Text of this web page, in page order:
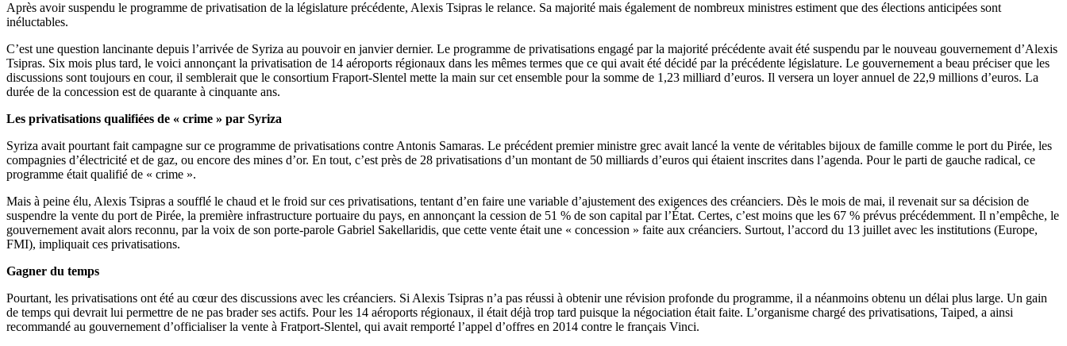
Après avoir suspendu le programme de privatisation de la législature précédente, Alexis Tsipras le relance. Sa majorité mais également de nombreux ministres estiment que des élections anticipées sont
inéluctables.
C’est une question lancinante depuis l’arrivée de Syriza au pouvoir en janvier dernier. Le programme de privatisations engagé par la majorité précédente avait été suspendu par le nouveau gouvernement d’Alexis
Tsipras. Six mois plus tard, le voici annonçant la privatisation de 14 aéroports régionaux dans les mêmes termes que ce qui avait été décidé par la précédente législature. Le gouvernement a beau préciser que les
discussions sont toujours en cour, il semblerait que le consortium Fraport-Slentel mette la main sur cet ensemble pour la somme de 1,23 milliard d’euros. Il versera un loyer annuel de 22,9 millions d’euros. La
durée de la concession est de quarante à cinquante ans.
Les privatisations qualifiées de « crime » par Syriza
Syriza avait pourtant fait campagne sur ce programme de privatisations contre Antonis Samaras. Le précédent premier ministre grec avait lancé la vente de véritables bijoux de famille comme le port du Pirée, les
compagnies d’électricité et de gaz, ou encore des mines d’or. En tout, c’est près de 28 privatisations d’un montant de 50 milliards d’euros qui étaient inscrites dans l’agenda. Pour le parti de gauche radical, ce
programme était qualifié de « crime ».
Mais à peine élu, Alexis Tsipras a soufflé le chaud et le froid sur ces privatisations, tentant d’en faire une variable d’ajustement des exigences des créanciers. Dès le mois de mai, il revenait sur sa décision de
suspendre la vente du port de Pirée, la première infrastructure portuaire du pays, en annonçant la cession de 51 % de son capital par l’État. Certes, c’est moins que les 67 % prévus précédemment. Il n’empêche, le
gouvernement avait alors reconnu, par la voix de son porte-parole Gabriel Sakellaridis, que cette vente était une « concession » faite aux créanciers. Surtout, l’accord du 13 juillet avec les institutions (Europe,
FMI), impliquait ces privatisations.
Gagner du temps
Pourtant, les privatisations ont été au cœur des discussions avec les créanciers. Si Alexis Tsipras n’a pas réussi à obtenir une révision profonde du programme, il a néanmoins obtenu un délai plus large. Un gain
de temps qui devrait lui permettre de ne pas brader ses actifs. Pour les 14 aéroports régionaux, il était déjà trop tard puisque la négociation était faite. L’organisme chargé des privatisations, Taiped, a ainsi
recommandé au gouvernement d’officialiser la vente à Fratport-Slentel, qui avait remporté l’appel d’offres en 2014 contre le français Vinci.